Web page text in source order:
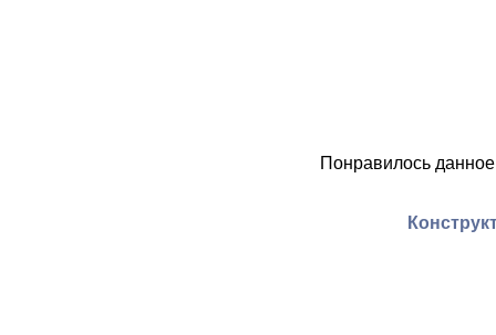
Понравилось